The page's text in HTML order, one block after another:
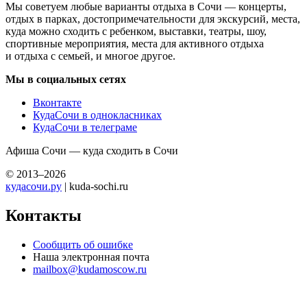
Мы советуем любые варианты отдыха в Сочи — концерты,
отдых в парках, достопримечательности для экскурсий, места,
куда можно сходить с ребенком, выставки, театры, шоу,
спортивные мероприятия, места для активного отдыха
и отдыха с семьей, и многое другое.
Мы в социальных сетях
Вконтакте
КудаСочи в однокласниках
КудаСочи в телеграме
Афиша Сочи — куда сходить в Сочи
© 2013–2026
кудасочи.ру | kuda-sochi.ru
Контакты
Сообщить об ошибке
Наша электронная почта
mailbox@kudamoscow.ru